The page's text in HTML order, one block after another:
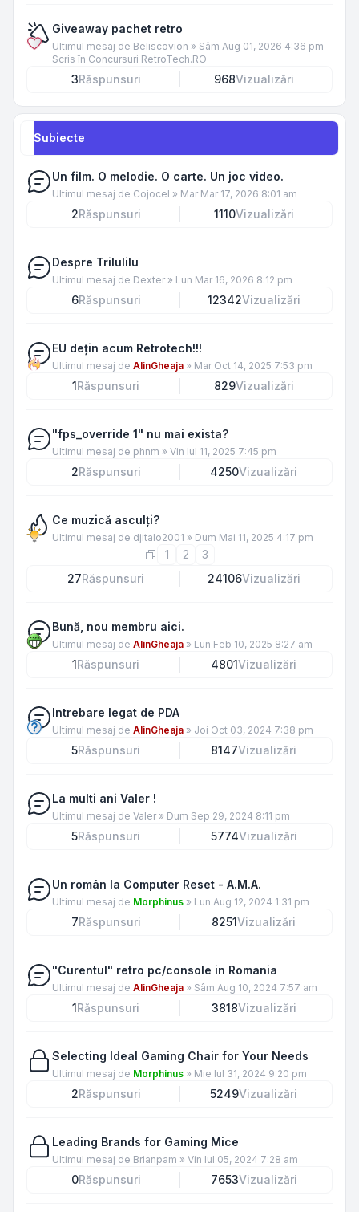
Giveaway pachet retro
Ultimul mesaj de Beliscovion » Sâm Aug 01, 2026 4:36 pm
Scris în Concursuri RetroTech.RO
3Răspunsuri 968Vizualizări
Subiecte
Un film. O melodie. O carte. Un joc video.
Ultimul mesaj de Cojocel » Mar Mar 17, 2026 8:01 am
2Răspunsuri 1110Vizualizări
Despre Trilulilu
Ultimul mesaj de Dexter » Lun Mar 16, 2026 8:12 pm
6Răspunsuri 12342Vizualizări
EU dețin acum Retrotech!!!
Ultimul mesaj de AlinGheaja » Mar Oct 14, 2025 7:53 pm
1Răspunsuri 829Vizualizări
"fps_override 1" nu mai exista?
Ultimul mesaj de phnm » Vin Iul 11, 2025 7:45 pm
2Răspunsuri 4250Vizualizări
Ce muzică asculţi?
Ultimul mesaj de djitalo2001 » Dum Mai 11, 2025 4:17 pm
1 2
3
27Răspunsuri 24106Vizualizări
Bună, nou membru aici.
Ultimul mesaj de AlinGheaja » Lun Feb 10, 2025 8:27 am
1Răspunsuri 4801Vizualizări
Intrebare legat de PDA
Ultimul mesaj de AlinGheaja » Joi Oct 03, 2024 7:38 pm
5Răspunsuri 8147Vizualizări
La multi ani Valer !
Ultimul mesaj de Valer » Dum Sep 29, 2024 8:11 pm
5Răspunsuri 5774Vizualizări
Un român la Computer Reset - A.M.A.
Ultimul mesaj de Morphinus » Lun Aug 12, 2024 1:31 pm
7Răspunsuri 8251Vizualizări
"Curentul" retro pc/console in Romania
Ultimul mesaj de AlinGheaja » Sâm Aug 10, 2024 7:57 am
1Răspunsuri 3818Vizualizări
Selecting Ideal Gaming Chair for Your Needs
Ultimul mesaj de Morphinus » Mie Iul 31, 2024 9:20 pm
2Răspunsuri 5249Vizualizări
Leading Brands for Gaming Mice
Ultimul mesaj de Brianpam » Vin Iul 05, 2024 7:28 am
0Răspunsuri 7653Vizualizări